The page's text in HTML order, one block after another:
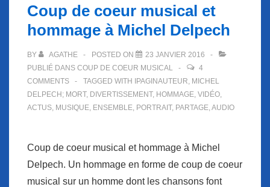
Coup de coeur musical et
hommage à Michel Delpech
BY AGATHE POSTED ON
23 JANVIER 2016
PUBLIÉ DANS COUP DE COEUR MUSICAL
4
COMMENTS
TAGGED WITH IPAGINAUTEUR, MICHEL
DELPECH; MORT, DIVERTISSEMENT, HOMMAGE, VIDÉO,
ACTUS, MUSIQUE, ENSEMBLE, PORTRAIT, PARTAGE,AUDIO
Coup de coeur musical et hommage à Michel
Delpech. Un hommage en forme de coup de coeur
musical sur un homme dont les chansons font